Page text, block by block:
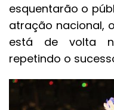
esquentarão o
atração nacional,
está de volta
repetindo o